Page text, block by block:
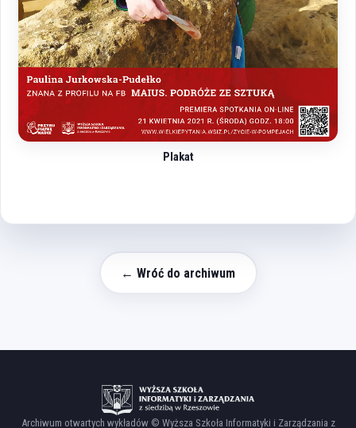
Plakat
← Wróć do archiwum
Archiwum otwartych wykładów © Wyższa Szkoła Informatyki i Zarządzania z